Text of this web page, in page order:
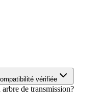
vérifiée
de transmission?